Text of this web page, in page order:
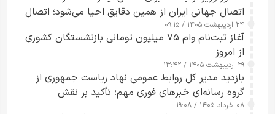
اتصال جهانی ایران از همین دقایق احیا می‌شود؛ اتصال
کامل مردم تا ۲۴ ساعت آینده
۲۴ اردیبهشت ۱۴۰۵ / ۰۹:۱۵
آغاز ثبت‌نام وام ۷۵ میلیون تومانی بازنشستگان کشوری
از امروز
۲۹ اردیبهشت ۱۴۰۵ / ۱۳:۴۲
بازدید مدیر کل روابط عمومی نهاد ریاست جمهوری از
گروه رسانه‌ای خبرهای فوری مهم؛ تأکید بر نقش
رسانه‌های هوشمند و مسئول در ارتقای آگاهی عمومی
۰۸ خرداد ۱۴۰۵ / ۱۹:۰۸